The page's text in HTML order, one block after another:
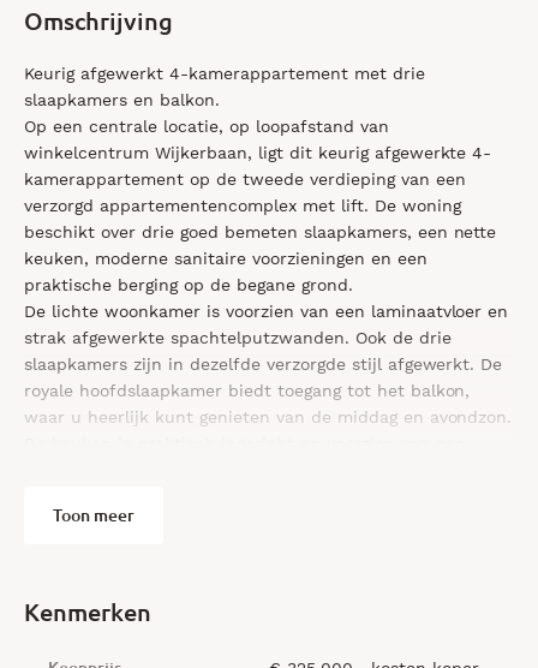
Omschrijving
Keurig afgewerkt 4-kamerappartement met drie
slaapkamers en balkon.
Op een centrale locatie, op loopafstand van
winkelcentrum Wijkerbaan, ligt dit keurig afgewerkte 4-
kamerappartement op de tweede verdieping van een
verzorgd appartementencomplex met lift. De woning
beschikt over drie goed bemeten slaapkamers, een nette
keuken, moderne sanitaire voorzieningen en een
praktische berging op de begane grond.
De lichte woonkamer is voorzien van een laminaatvloer en
strak afgewerkte spachtelputzwanden. Ook de drie
slaapkamers zijn in dezelfde verzorgde stijl afgewerkt. De
royale hoofdslaapkamer biedt toegang tot het balkon,
waar u heerlijk kunt genieten van de middag en avondzon.
beschikt over een douche(cabine) en een
uitgerust met een nieuwe cv-combiketel uit 2025. Het
Toon meer
Kenmerken